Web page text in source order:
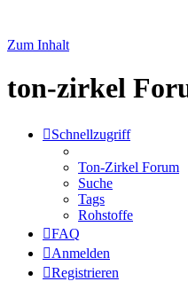
Zum Inhalt
ton-zirkel
Schnellzugriff
Ton-Zirkel Forum
Suche
Tags
Rohstoffe
FAQ
Anmelden
Registrieren